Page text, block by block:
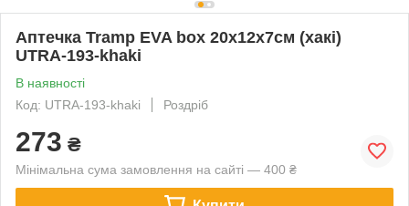
Аптечка Tramp EVA box 20х12х7см (хакі)
UTRA-193-khaki
В наявності
Код: UTRA-193-khaki
Роздріб
273 ₴
Мінімальна сума замовлення на сайті — 400 ₴